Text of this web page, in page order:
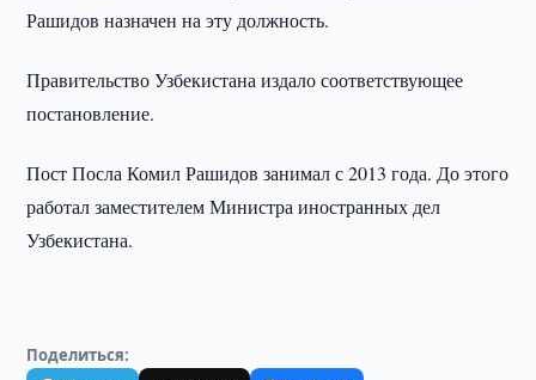
Рашидов назначен на эту должность.
Правительство Узбекистана издало соответствующее
постановление.
Пост Посла Комил Рашидов занимал с 2013 года. До этого
работал заместителем Министра иностранных дел
Узбекистана.
Поделиться: